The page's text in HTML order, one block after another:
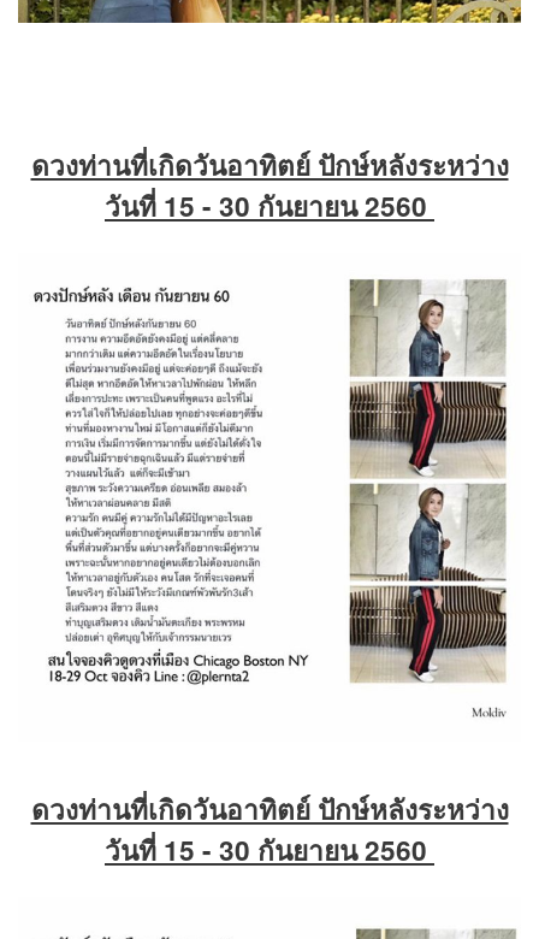
ดวงท่านที่เกิดวันอาทิตย์ ปักษ์หลังระหว่าง
วันที่ 15 - 30 กันยายน 2560
ดวงท่านที่เกิดวันอาทิตย์ ปักษ์หลังระหว่าง
วันที่ 15 - 30 กันยายน 2560